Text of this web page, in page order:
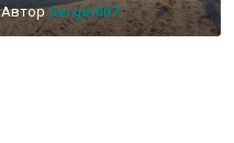
АвторSergei007